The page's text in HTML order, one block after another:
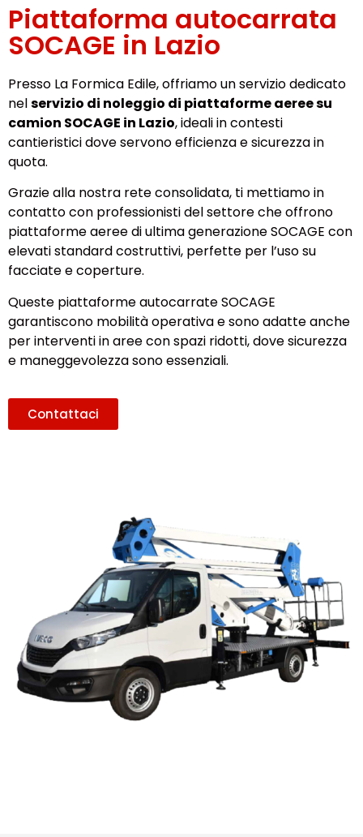
Piattaforma autocarrata
SOCAGE in Lazio
Presso La Formica Edile, offriamo un servizio dedicato
nelservizio di noleggio di piattaforme aeree su
camion SOCAGE in Lazio, ideali in contesti
cantieristici dove servono efficienza e sicurezza in
quota.
Grazie alla nostra rete consolidata, ti mettiamo in
contatto con professionisti del settore che offrono
piattaforme aeree di ultima generazione SOCAGE con
elevati standard costruttivi, perfette per l’uso su
facciate e coperture.
Queste piattaforme autocarrate SOCAGE
garantiscono mobilità operativa e sono adatte anche
per interventi in aree con spazi ridotti, dove sicurezza
e maneggevolezza sono essenziali.
Contattaci